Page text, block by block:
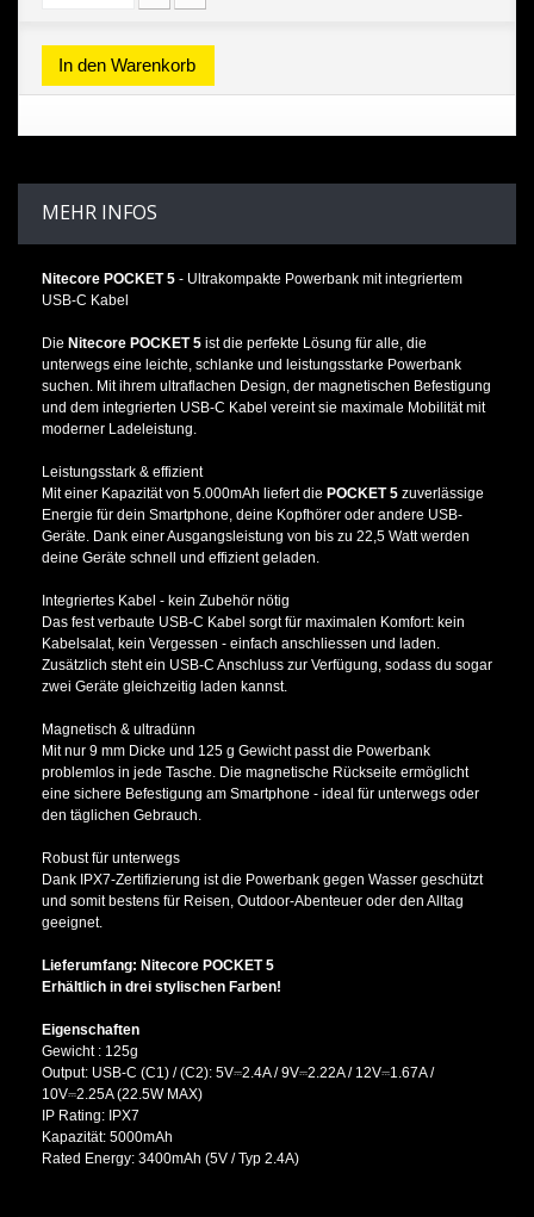
In den Warenkorb
MEHR INFOS
Nitecore POCKET 5 - Ultrakompakte Powerbank mit integriertem
USB-C Kabel
Die Nitecore POCKET 5 ist die perfekte Lösung für alle, die
unterwegs eine leichte, schlanke und leistungsstarke Powerbank
suchen. Mit ihrem ultraflachen Design, der magnetischen Befestigung
und dem integrierten USB-C Kabel vereint sie maximale Mobilität mit
moderner Ladeleistung.
Leistungsstark & effizient
Mit einer Kapazität von 5.000mAh liefert die POCKET 5 zuverlässige
Energie für dein Smartphone, deine Kopfhörer oder andere USB-
Geräte. Dank einer Ausgangsleistung von bis zu 22,5 Watt werden
deine Geräte schnell und effizient geladen.
Integriertes Kabel - kein Zubehör nötig
Das fest verbaute USB-C Kabel sorgt für maximalen Komfort: kein
Kabelsalat, kein Vergessen - einfach anschliessen und laden.
Zusätzlich steht ein USB-C Anschluss zur Verfügung, sodass du sogar
zwei Geräte gleichzeitig laden kannst.
Magnetisch & ultradünn
Mit nur 9 mm Dicke und 125 g Gewicht passt die Powerbank
problemlos in jede Tasche. Die magnetische Rückseite ermöglicht
eine sichere Befestigung am Smartphone - ideal für unterwegs oder
den täglichen Gebrauch.
Robust für unterwegs
Dank IPX7-Zertifizierung ist die Powerbank gegen Wasser geschützt
und somit bestens für Reisen, Outdoor-Abenteuer oder den Alltag
geeignet.
Lieferumfang: Nitecore POCKET 5
Erhältlich in drei stylischen Farben!
Eigenschaften
Gewicht : 125g
Output: USB-C (C1) / (C2): 5V⎓2.4A / 9V⎓2.22A / 12V⎓1.67A /
10V⎓2.25A (22.5W MAX)
IP Rating: IPX7
Kapazität: 5000mAh
Rated Energy: 3400mAh (5V / Typ 2.4A)